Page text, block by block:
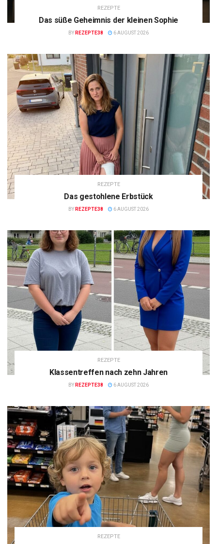
REZEPTE
Das süße Geheimnis der kleinen Sophie
BY REZEPTE38 6 AUGUST 2026
REZEPTE
Das gestohlene Erbstück
BY REZEPTE38 6 AUGUST 2026
REZEPTE
Klassentreffen nach zehn Jahren
BY REZEPTE38 6 AUGUST 2026
REZEPTE